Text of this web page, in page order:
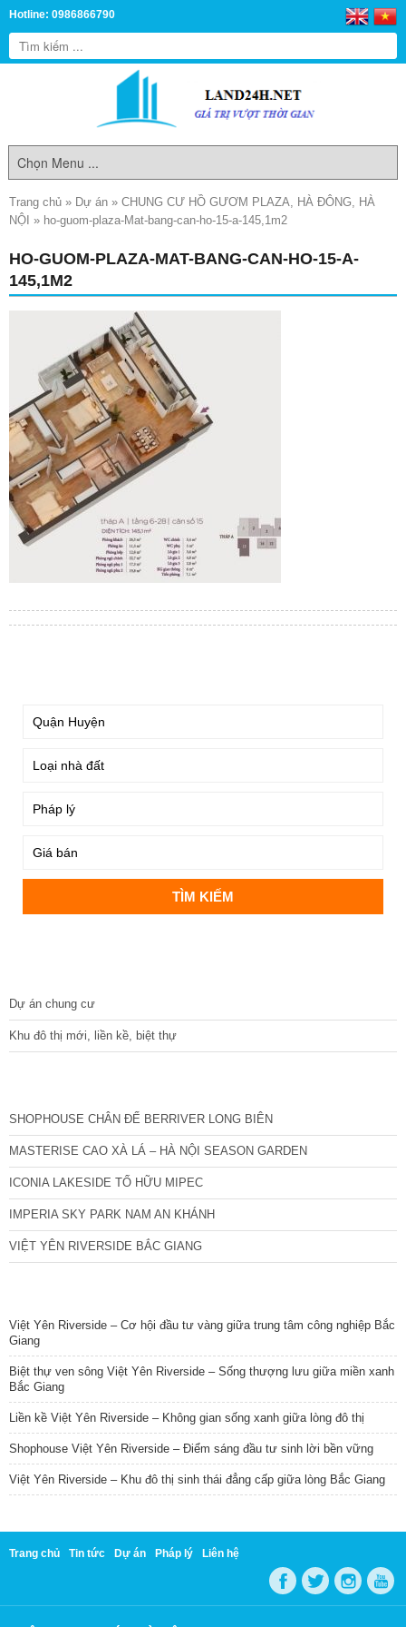
Hotline: 0986866790
Trang chủ » Dự án » CHUNG CƯ HỒ GƯƠM PLAZA, HÀ ĐÔNG, HÀ
NỘI » ho-guom-plaza-Mat-bang-can-ho-15-a-145,1m2
HO-GUOM-PLAZA-MAT-BANG-CAN-HO-15-A-
145,1M2
Dự án chung cư
Khu đô thị mới, liền kề, biệt thự
SHOPHOUSE CHÂN ĐẾ BERRIVER LONG BIÊN
MASTERISE CAO XÀ LÁ – HÀ NỘI SEASON GARDEN
ICONIA LAKESIDE TỐ HỮU MIPEC
IMPERIA SKY PARK NAM AN KHÁNH
VIỆT YÊN RIVERSIDE BẮC GIANG
Việt Yên Riverside – Cơ hội đầu tư vàng giữa trung tâm công nghiệp Bắc
Giang
Biệt thự ven sông Việt Yên Riverside – Sống thượng lưu giữa miền xanh
Bắc Giang
Liền kề Việt Yên Riverside – Không gian sống xanh giữa lòng đô thị
Shophouse Việt Yên Riverside – Điểm sáng đầu tư sinh lời bền vững
Việt Yên Riverside – Khu đô thị sinh thái đẳng cấp giữa lòng Bắc Giang
Trang chủ Tin tức Dự án Pháp lý Liên hệ